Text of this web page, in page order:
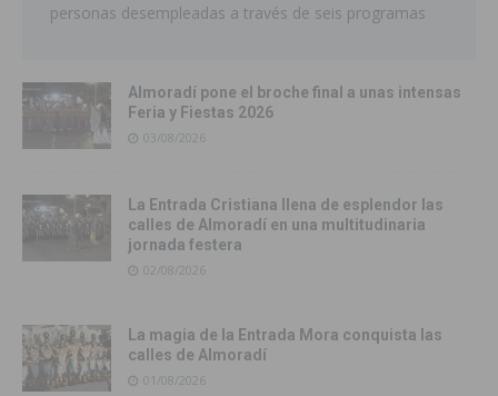
personas desempleadas a través de seis programas
Almoradí pone el broche final a unas intensas
Feria y Fiestas 2026
03/08/2026
La Entrada Cristiana llena de esplendor las
calles de Almoradí en una multitudinaria
jornada festera
02/08/2026
La magia de la Entrada Mora conquista las
calles de Almoradí
01/08/2026